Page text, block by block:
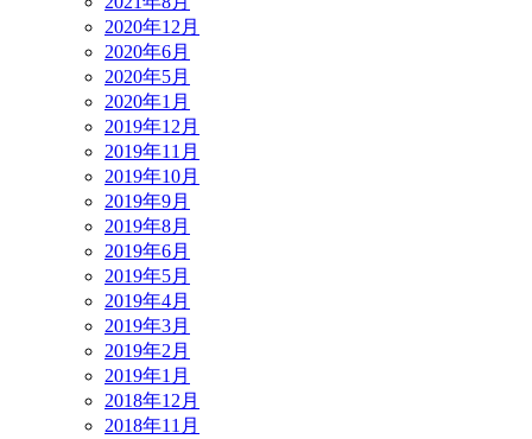
2020年12月
2020年6月
2020年5月
2020年1月
2019年12月
2019年11月
2019年10月
2019年9月
2019年8月
2019年6月
2019年5月
2019年4月
2019年3月
2019年2月
2019年1月
2018年12月
2018年11月